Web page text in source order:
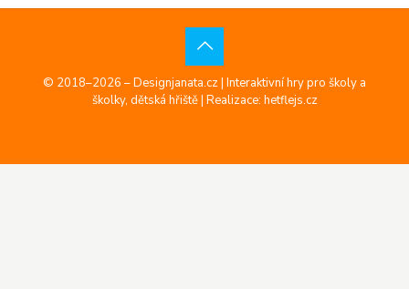
© 2018–2026 – Designjanata.cz | Interaktivní hry pro školy a
školky, dětská hřiště | Realizace: hetflejs.cz